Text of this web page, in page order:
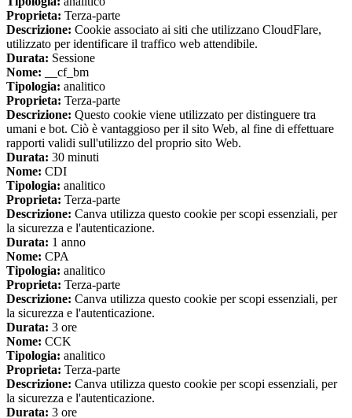
Proprieta: Terza-parte
Descrizione: Cookie associato ai siti che utilizzano CloudFlare,
utilizzato per identificare il traffico web attendibile.
Durata: Sessione
Nome: __cf_bm
Tipologia: analitico
Proprieta: Terza-parte
Descrizione: Questo cookie viene utilizzato per distinguere tra
umani e bot. Ciò è vantaggioso per il sito Web, al fine di effettuare
rapporti validi sull'utilizzo del proprio sito Web.
Durata: 30 minuti
Nome: CDI
Tipologia: analitico
Proprieta: Terza-parte
Descrizione: Canva utilizza questo cookie per scopi essenziali, per
la sicurezza e l'autenticazione.
Durata: 1 anno
Nome: CPA
Tipologia: analitico
Proprieta: Terza-parte
Descrizione: Canva utilizza questo cookie per scopi essenziali, per
la sicurezza e l'autenticazione.
Durata: 3 ore
Nome: CCK
Tipologia: analitico
Proprieta: Terza-parte
Descrizione: Canva utilizza questo cookie per scopi essenziali, per
la sicurezza e l'autenticazione.
Durata: 3 ore